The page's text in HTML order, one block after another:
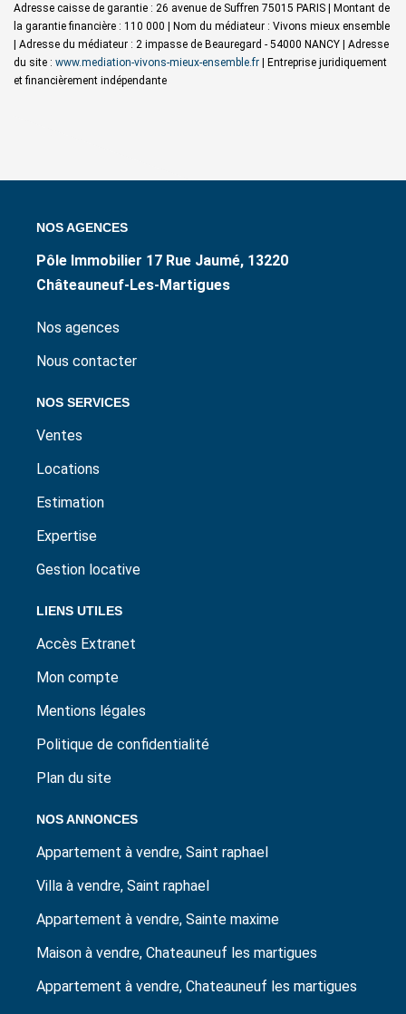
Adresse caisse de garantie : 26 avenue de Suffren 75015 PARIS | Montant de
la garantie financière : 110 000 | Nom du médiateur : Vivons mieux ensemble
| Adresse du médiateur : 2 impasse de Beauregard - 54000 NANCY | Adresse
du site : www.mediation-vivons-mieux-ensemble.fr | Entreprise juridiquement
et financièrement indépendante
NOS AGENCES
Pôle Immobilier 17 Rue Jaumé, 13220
Châteauneuf-Les-Martigues
Nos agences
Nous contacter
NOS SERVICES
Ventes
Locations
Estimation
Expertise
Gestion locative
LIENS UTILES
Accès Extranet
Mon compte
Mentions légales
Politique de confidentialité
Plan du site
NOS ANNONCES
Appartement à vendre, Saint raphael
Villa à vendre, Saint raphael
Appartement à vendre, Sainte maxime
Maison à vendre, Chateauneuf les martigues
Appartement à vendre, Chateauneuf les martigues